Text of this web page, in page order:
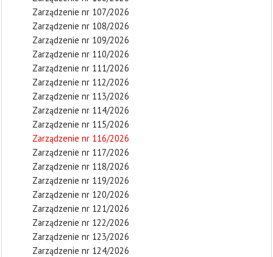
Zarządzenie nr 107/2026
Zarządzenie nr 108/2026
Zarządzenie nr 109/2026
Zarządzenie nr 110/2026
Zarządzenie nr 111/2026
Zarządzenie nr 112/2026
Zarządzenie nr 113/2026
Zarządzenie nr 114/2026
Zarządzenie nr 115/2026
Zarządzenie nr 116/2026
Zarządzenie nr 117/2026
Zarządzenie nr 118/2026
Zarządzenie nr 119/2026
Zarządzenie nr 120/2026
Zarządzenie nr 121/2026
Zarządzenie nr 122/2026
Zarządzenie nr 123/2026
Zarządzenie nr 124/2026